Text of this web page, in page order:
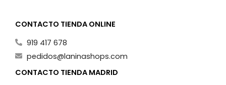
CONTACTO TIENDA ONLINE
919 417 678
pedidos@laninashops.com
CONTACTO TIENDA MADRID